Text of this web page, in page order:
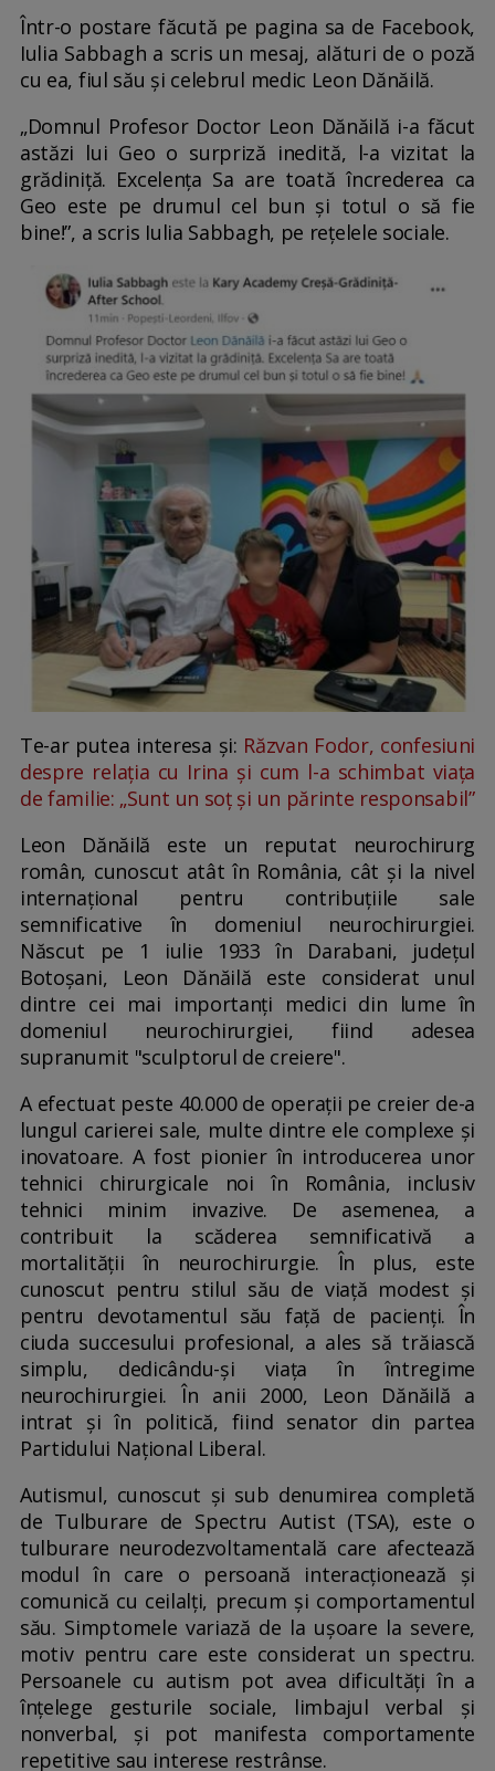
Într-o postare făcută pe pagina sa de Facebook,
Iulia Sabbagh a scris un mesaj, alături de o poză
cu ea, fiul său și celebrul medic Leon Dănăilă.
„Domnul Profesor Doctor Leon Dănăilă i-a făcut
astăzi lui Geo o surpriză inedită, l-a vizitat la
grădiniță. Excelența Sa are toată încrederea ca
Geo este pe drumul cel bun și totul o să fie
bine!”, a scris Iulia Sabbagh, pe rețelele sociale.
Te-ar putea interesa și: Răzvan Fodor, confesiuni
despre relația cu Irina și cum l-a schimbat viața
de familie: „Sunt un soț și un părinte responsabil”
Leon Dănăilă este un reputat neurochirurg
român, cunoscut atât în România, cât și la nivel
internațional pentru contribuțiile sale
semnificative în domeniul neurochirurgiei.
Născut pe 1 iulie 1933 în Darabani, județul
Botoșani, Leon Dănăilă este considerat unul
dintre cei mai importanți medici din lume în
domeniul neurochirurgiei, fiind adesea
supranumit "sculptorul de creiere".
A efectuat peste 40.000 de operații pe creier de-a
lungul carierei sale, multe dintre ele complexe și
inovatoare. A fost pionier în introducerea unor
tehnici chirurgicale noi în România, inclusiv
tehnici minim invazive. De asemenea, a
contribuit la scăderea semnificativă a
mortalității în neurochirurgie. În plus, este
cunoscut pentru stilul său de viață modest și
pentru devotamentul său față de pacienți. În
ciuda succesului profesional, a ales să trăiască
simplu, dedicându-și viața în întregime
neurochirurgiei. În anii 2000, Leon Dănăilă a
intrat și în politică, fiind senator din partea
Partidului Național Liberal.
Autismul, cunoscut și sub denumirea completă
de Tulburare de Spectru Autist (TSA), este o
tulburare neurodezvoltamentală care afectează
modul în care o persoană interacționează și
comunică cu ceilalți, precum și comportamentul
său. Simptomele variază de la ușoare la severe,
motiv pentru care este considerat un spectru.
Persoanele cu autism pot avea dificultăți în a
înțelege gesturile sociale, limbajul verbal și
nonverbal, și pot manifesta comportamente
repetitive sau interese restrânse.